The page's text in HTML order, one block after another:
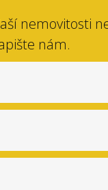
nemovitosti
nám.